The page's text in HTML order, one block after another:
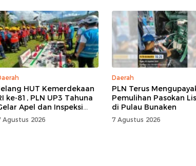
HUT Kemerdekaan
ke-81, PLN UP3 Tahuna
Apel dan Inspeksi
Pastikan
Keandalan Listrik
Agustus 2026
Daerah
PLN Terus
Pemulihan Pasokan
di Pulau Bunaken
7 Agustus 2026